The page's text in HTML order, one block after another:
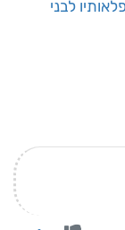
לבני